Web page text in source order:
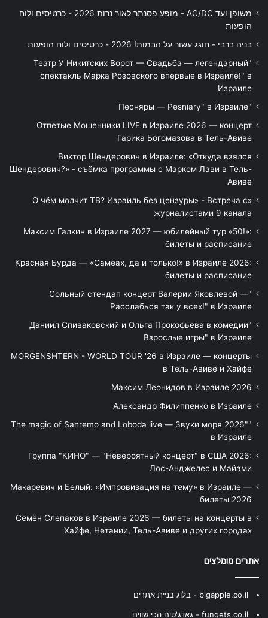
משופן ועד AC/DC - מופע פסנתר לאור נרות 2026 - כרטיסים ולוח
הופעות
בניה ברבי - חוגג עשור על הבמות! 2026 - כרטיסים ולוח הופעות
"Театр У Никитских Ворот — Свадьба — легендарный
спектакль Марка Розовского впервые в Израиле!" в
Израиле
"Песняры — Pesniary" в Израиле
Отпетые Мошенники LIVE в Израиле 2026 — концерт
Гарика Богомазова в Тель-Авиве
Виктор Шендерович в Израиле: «Откуда взялся
Шендерович?» - съёмка программы с Марком Лави в Тель-
Авиве
«О чём молчит ТВ? Израиль без цензуры» - Встреча с
журналистами 9 канала
Максим Галкин в Израиле 2027 — юбилейный тур «50!»:
билеты и расписание
Красная Бурда — «Самеах, да и только!» в Израиле 2026:
билеты и расписание
"Сольный стендап концерт Валерии Яковлевой —
Расслабься так у всех!" в Израиле
"Даниил Спиваковский и Ольга Прокофьева в комедии
Взрослые игры" в Израиле
MORGENSHTERN - WORLD TOUR '26 в Израиле — концерты
в Тель-Авиве и Хайфе
Максим Леонидов в Израиле 2026
Александр Филиппенко в Израиле
"The magic of Sanremo and Loboda live — Звуки моря 2026"
в Израиле
Группа "КИНО" — "Невероятный концерт" в США 2026:
Лос-Анджелес и Майами
Макаревич и Белый: «Импровизация на тему» в Израиле —
билеты 2026
Семён Слепаков в Израиле 2026 — билеты на концерты в
Хайфе, Нетании, Тель-Авиве и других городах
אתרים מומלצים
bigapple.co.il - בלוג בניית אתרים
fungets.co.il - גאדג'טים הכי שווים